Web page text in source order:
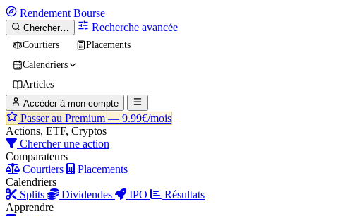
Rendement Bourse
Chercher… Recherche avancée
Courtiers
Placements
Calendriers
Articles
Accéder à mon compte
Passer au Premium — 9.99€/mois
Actions, ETF, Cryptos
Chercher une action
Comparateurs
Courtiers
Placements
Calendriers
Splits
Dividendes IPO
Résultats
Apprendre